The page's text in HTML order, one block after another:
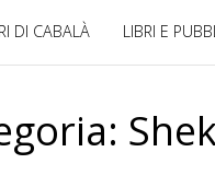
DI CABALÀ LIBRI E